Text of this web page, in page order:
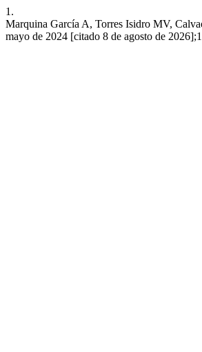
1.
Marquina García A, Torres Isidro MV,
mayo de 2024 [citado 8 de agosto de